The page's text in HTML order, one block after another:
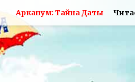
Арканум: Тайна Даты